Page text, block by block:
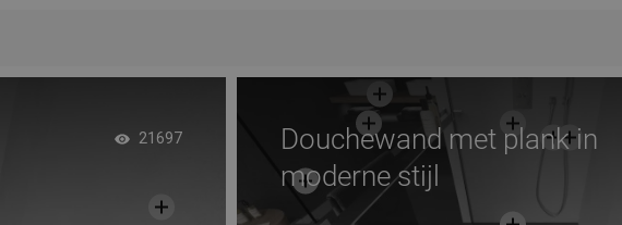
21697
Douchewand met plank in
moderne stijl